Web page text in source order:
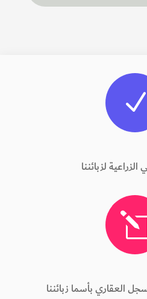
N
الزراعية لزبائننا
العقاري بأسما زبائننا